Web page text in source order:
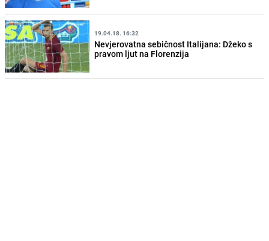
19.04.18. 16:32
Nevjerovatna sebičnost Italijana: Džeko s
pravom ljut na Florenzija